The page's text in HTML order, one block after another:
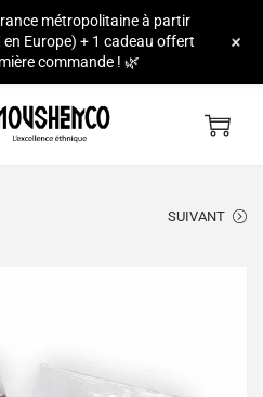
SUIVANT
métropolitaine à partir
Europe) + 1 cadeau offert
commande ! 🌿
+